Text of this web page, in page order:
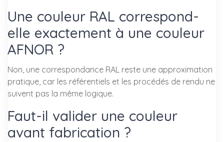
Une couleur RAL correspond-
elle exactement à une couleur
AFNOR ?
Non, une correspondance RAL reste une approximation
pratique, car les référentiels et les procédés de rendu ne
suivent pas la même logique.
Faut-il valider une couleur
avant fabrication ?